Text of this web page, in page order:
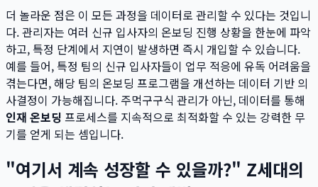
더 놀라운 점은 이 모든 과정을 데이터로 관리할 수 있다는 것입니
다. 관리자는 여러 신규 입사자의 온보딩 진행 상황을 한눈에 파악
하고, 특정 단계에서 지연이 발생하면 즉시 개입할 수 있습니다.
예를 들어, 특정 팀의 신규 입사자들이 업무 적응에 유독 어려움을
겪는다면, 해당 팀의 온보딩 프로그램을 개선하는 데이터 기반 의
사결정이 가능해집니다. 주먹구구식 관리가 아닌, 데이터를 통해
인재 온보딩 프로세스를 지속적으로 최적화할 수 있는 강력한 무
기를 얻게 되는 셈입니다.
"여기서 계속 성장할 수 있을까?" Z세대의